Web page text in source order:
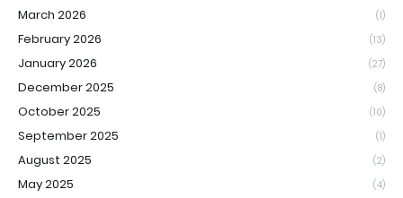
March 2026 (1)
February 2026 (13)
January 2026 (27)
December 2025 (8)
October 2025 (10)
September 2025 (1)
August 2025 (2)
May 2025 (4)